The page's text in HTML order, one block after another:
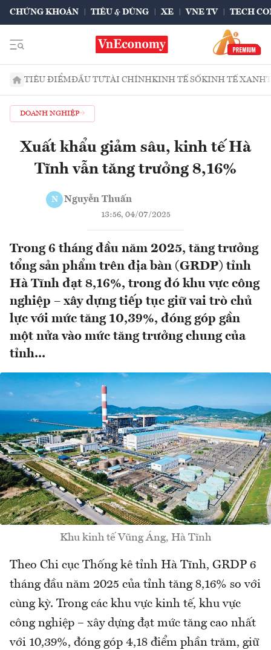
CHỨNG KHOÁN TIÊU & DÙNG XE VNE TV TECH
TIÊU ĐIỂMĐẦU TƯTÀI CHÍNHKINH TẾ SỐKINH TẾ XANH
DOANH NGHIỆP
Xuất khẩu giảm sâu, kinh tế Hà
Tĩnh vẫn tăng trưởng 8,16%
N Nguyễn Thuấn
13:56, 04/07/2025
Trong 6 tháng đầu năm 2025, tăng trưởng
tổng sản phẩm trên địa bàn (GRDP) tỉnh
Hà Tĩnh đạt 8,16%, trong đó khu vực công
nghiệp – xây dựng tiếp tục giữ vai trò chủ
lực với mức tăng 10,39%, đóng góp gần
một nửa vào mức tăng trưởng chung của
tỉnh...
Khu kinh tế Vũng Áng, Hà Tĩnh
Theo Chi cục Thống kê tỉnh Hà Tĩnh, GRDP 6
tháng đầu năm 2025 của tỉnh tăng 8,16% so với
cùng kỳ. Trong các khu vực kinh tế, khu vực
công nghiệp – xây dựng đạt mức tăng cao nhất
với 10,39%, đóng góp 4,18 điểm phần trăm, giữ